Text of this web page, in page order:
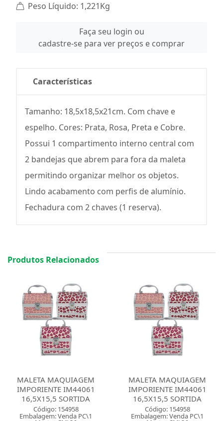
Peso Líquido: 1,221Kg
Faça seu login ou
cadastre-se para ver preços e comprar
Características
Tamanho: 18,5x18,5x21cm. Com chave e
espelho. Cores: Prata, Rosa, Preta e Cobre.
Possui 1 compartimento interno central com
2 bandejas que abrem para fora da maleta
permitindo organizar melhor os objetos.
Lindo acabamento com perfis de alumínio.
Fechadura com 2 chaves (1 reserva).
Produtos Relacionados
MALETA MAQUIAGEM
IMPORIENTE IM44061
16,5X15,5 SORTIDA
Código: 154958
Embalagem: Venda PC\1
MALETA MAQUIAGEM
IMPORIENTE IM44061
16,5X15,5 SORTIDA
Código: 154958
Embalagem: Venda PC\1